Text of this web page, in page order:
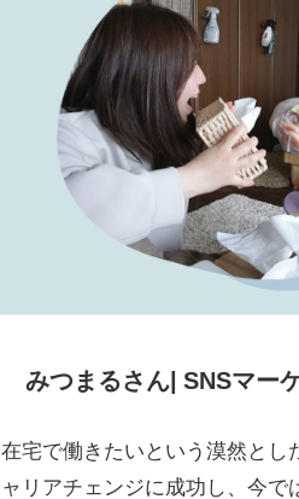
みつまるさん| SNSマー
在宅で働きたいという漠然とし
ャリアチェンジに成功し、今で